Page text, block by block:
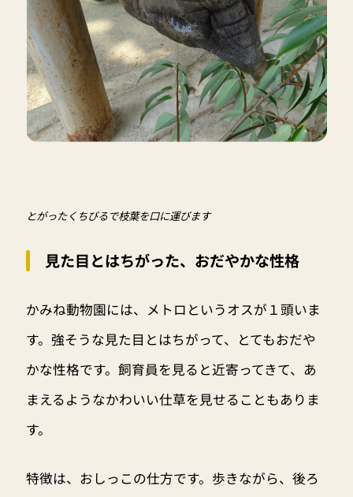
とがったくちびるで枝葉を口に運びます
見た目とはちがった、おだやかな性格
かみね動物園には、メトロというオスが１頭いま
す。強そうな見た目とはちがって、とてもおだや
かな性格です。飼育員を見ると近寄ってきて、あ
まえるようなかわいい仕草を見せることもありま
す。
特徴は、おしっこの仕方です。歩きながら、後ろ